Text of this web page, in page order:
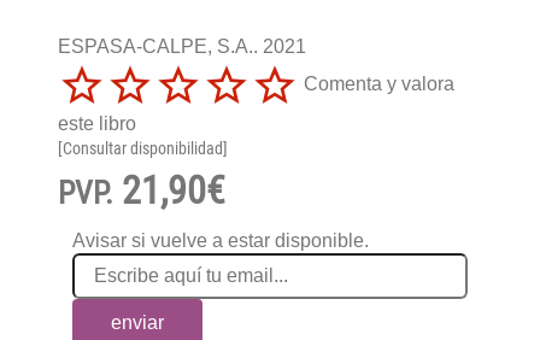
ESPASA-CALPE, S.A.. 2021
Comenta y valora
este libro
[Consultar disponibilidad]
PVP. 21,90€
Avisar si vuelve a estar disponible.
enviar